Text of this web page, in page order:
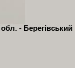
обл. -